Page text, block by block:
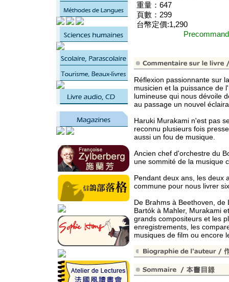
重量：647
頁數：299
台幣定價:1,290
Réflexion passionnante sur
musicien et la puissance de
lumineuse qui nous dévoile
au passage un nouvel
Haruki Murakami n'est pas
reconnu plusieurs fois
aussi un fou de musique.
Ancien chef d'orchestre du
une sommité de la musique
Pendant deux ans, les deux
commune pour nous livrer
De Brahms à Beethoven,
Bartók à Mahler, Murakami
grands compositeurs et les
enregistrements, les
musiques de film ou encore